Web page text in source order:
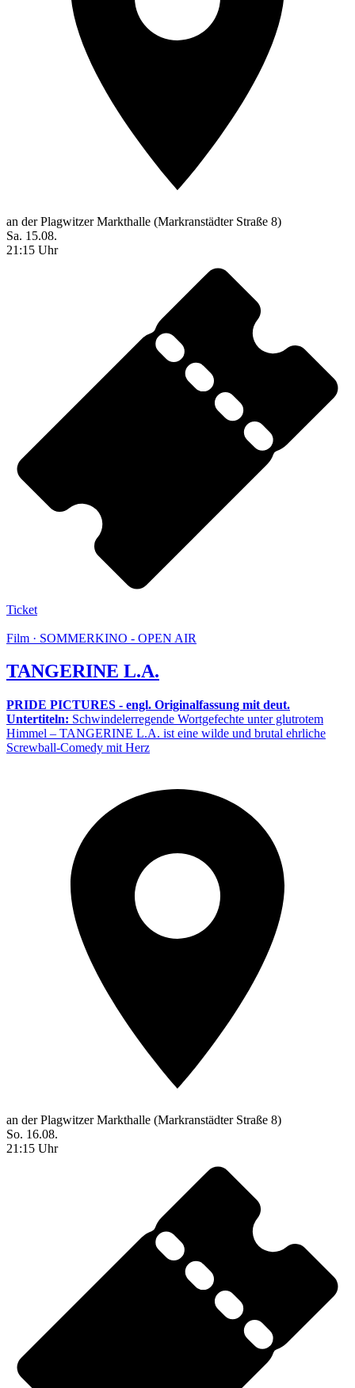
an der Plagwitzer Markthalle (Markranstädter Straße 8)
Sa. 15.08.
21:15 Uhr
Ticket
Film · SOMMERKINO - OPEN AIR
TANGERINE L.A.
PRIDE PICTURES - engl. Originalfassung mit deut.
Untertiteln: Schwindelerregende Wortgefechte unter glutrotem
Himmel – TANGERINE L.A. ist eine wilde und brutal ehrliche
Screwball-Comedy mit Herz
an der Plagwitzer Markthalle (Markranstädter Straße 8)
So. 16.08.
21:15 Uhr